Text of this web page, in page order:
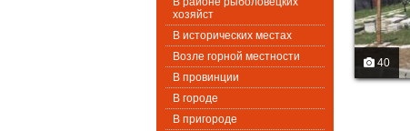
хозяйст
В исторических местах
Возле горной местности
В провинции
В городе
В пригороде
40